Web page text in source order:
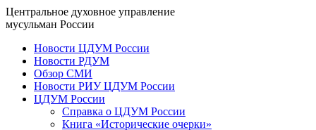
Центральное духовное управление
мусульман России
Новости ЦДУМ России
Новости РДУМ
Обзор СМИ
Новости РИУ ЦДУМ России
ЦДУМ России
Справка о ЦДУМ России
Книга «Исторические очерки»